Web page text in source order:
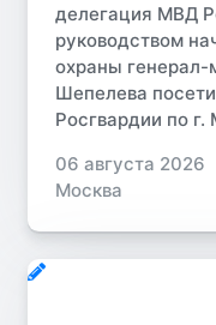
делегация МВД
руководством
охраны
Шепелева
Росгвардии по г.
06 августа 2026
Москва